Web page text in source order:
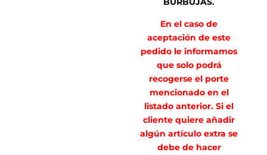
En el caso de
aceptación de este
pedido le informamos
que solo podrá
recogerse el porte
mencionado en el
listado anterior. Si el
cliente quiere añadir
algún artículo extra se
debe de hacer